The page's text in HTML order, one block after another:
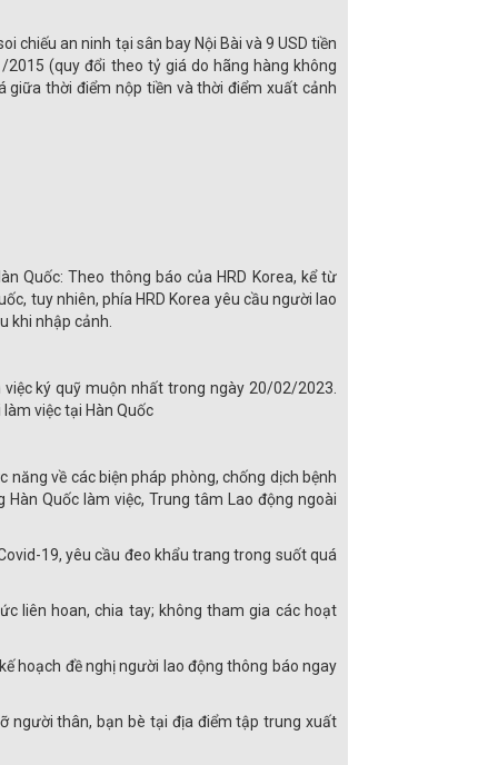
chiếu an ninh tại sân bay Nội Bài và 9 USD tiền
(quy đổi theo tỷ giá do hãng hàng không
giữa thời điểm nộp tiền và thời điểm xuất cảnh
Quốc: Theo thông báo của HRD Korea, kể từ
tuy nhiên, phía HRD Korea yêu cầu người lao
khi nhập cảnh.
ký quỹ muộn nhất trong ngày 20/02/2023.
việc tại Hàn Quốc
về các biện pháp phòng, chống dịch bệnh
Quốc làm việc, Trung tâm Lao động ngoài
19, yêu cầu đeo khẩu trang trong suốt quá
liên hoan, chia tay; không tham gia các hoạt
hoạch đề nghị người lao động thông báo ngay
người thân, bạn bè tại địa điểm tập trung xuất